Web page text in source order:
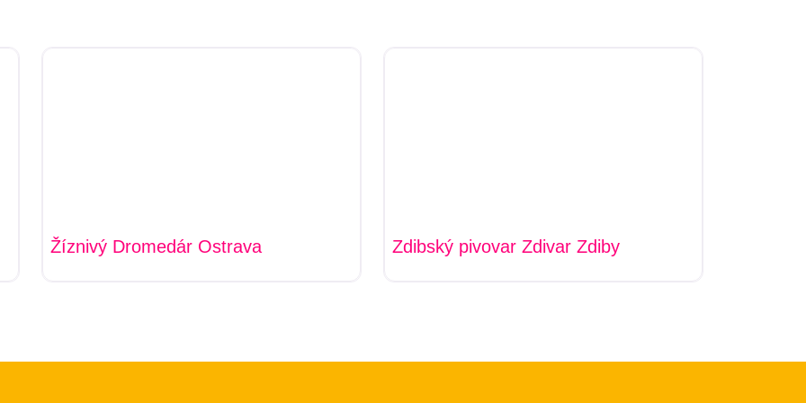
Žíznivý Dromedár Ostrava Zdibský pivovar Zdivar Zdiby